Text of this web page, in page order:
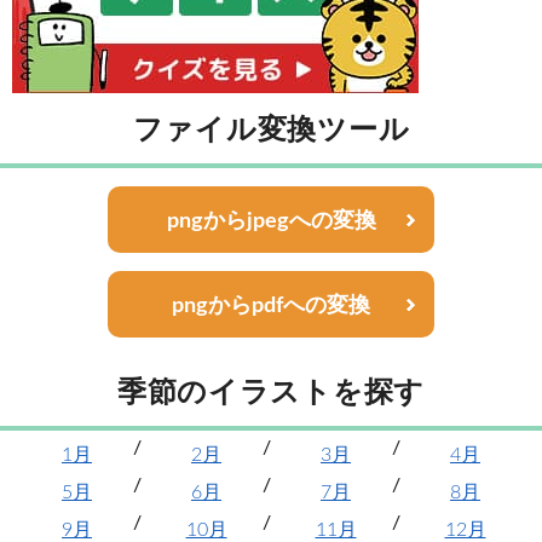
ファイル変換ツール
pngからjpegへの変換
pngからpdfへの変換
季節のイラストを探す
1月 2月 3月
4月
5月
6月 7月
8月
9月
10月 11月
12月